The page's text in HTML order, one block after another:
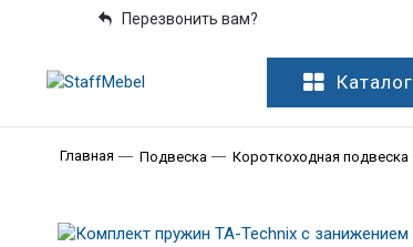
Перезвонить вам?
Каталог
Главная Подвеска Короткоходная подвеска